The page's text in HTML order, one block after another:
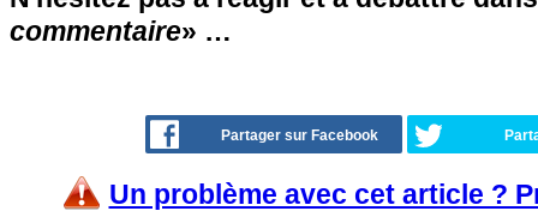
commentaire» …
Partager sur Facebook
Un problème avec cet article ?